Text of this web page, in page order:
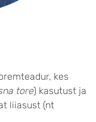
kes
tore) kasutust ja
liiasust (nt